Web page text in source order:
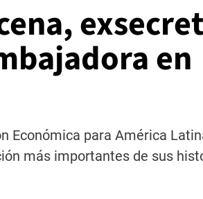
en
Económica para América
más importantes de sus